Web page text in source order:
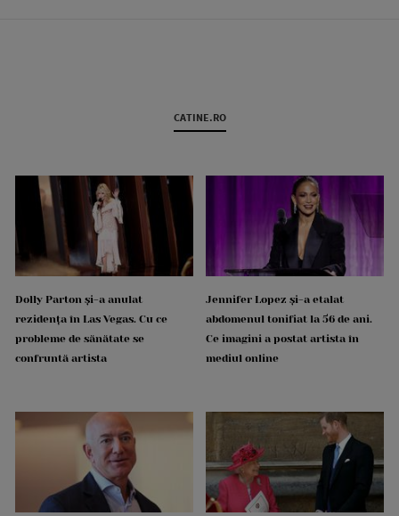
CATINE.RO
Dolly Parton și-a anulat
rezidența în Las Vegas. Cu ce
probleme de sănătate se
confruntă artista
Jennifer Lopez și-a etalat
abdomenul tonifiat la 56 de ani.
Ce imagini a postat artista în
mediul online